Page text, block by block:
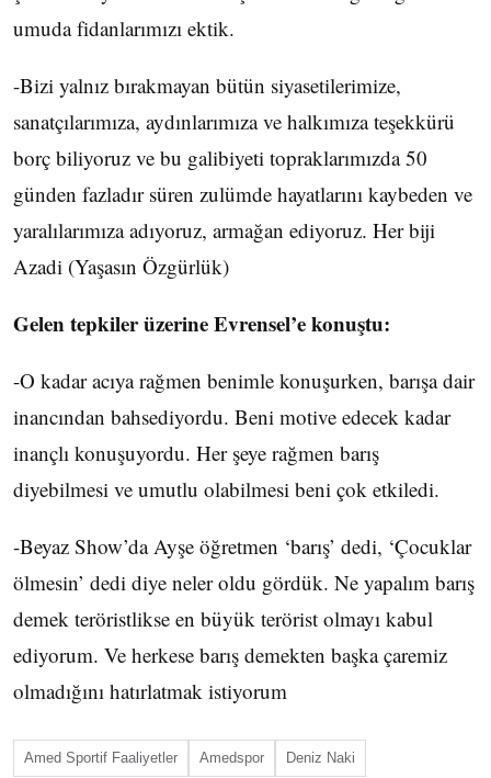
umuda fidanlarımızı ektik.
-Bizi yalnız bırakmayan bütün siyasetilerimize,
sanatçılarımıza, aydınlarımıza ve halkımıza teşekkürü
borç biliyoruz ve bu galibiyeti topraklarımızda 50
günden fazladır süren zulümde hayatlarını kaybeden ve
yaralılarımıza adıyoruz, armağan ediyoruz. Her biji
Azadi (Yaşasın Özgürlük)
Gelen tepkiler üzerine Evrensel’e konuştu:
-O kadar acıya rağmen benimle konuşurken, barışa dair
inancından bahsediyordu. Beni motive edecek kadar
inançlı konuşuyordu. Her şeye rağmen barış
diyebilmesi ve umutlu olabilmesi beni çok etkiledi.
-Beyaz Show’da Ayşe öğretmen ‘barış’ dedi, ‘Çocuklar
ölmesin’ dedi diye neler oldu gördük. Ne yapalım barış
demek teröristlikse en büyük terörist olmayı kabul
ediyorum. Ve herkese barış demekten başka çaremiz
olmadığını hatırlatmak istiyorum
Amed Sportif Faaliyetler Amedspor Deniz Naki